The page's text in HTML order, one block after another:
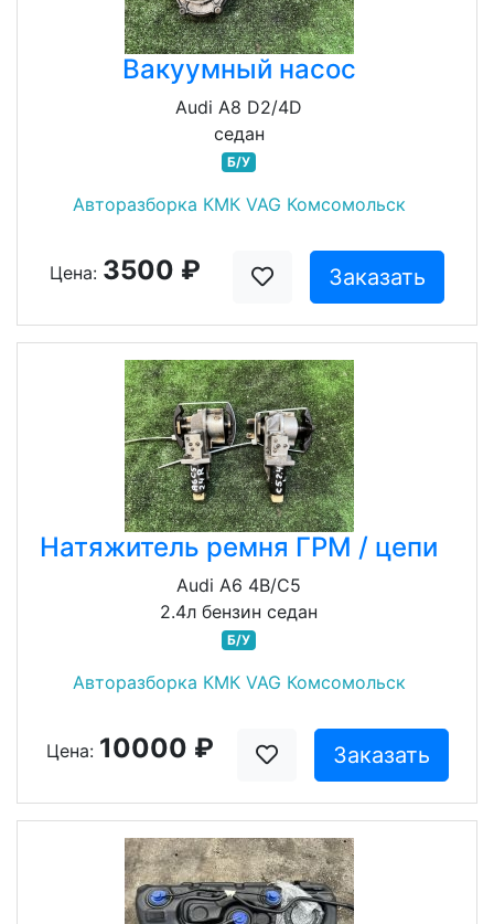
Вакуумный насос
Audi A8 D2/4D
седан
Б/У
Авторазборка КМК VAG Комсомольск
Цена: 3500 ₽ Заказать
Натяжитель ремня ГРМ / цепи
Audi A6 4B/C5
2.4л бензин седан
Б/У
Авторазборка КМК VAG Комсомольск
Цена: 10000 ₽ Заказать